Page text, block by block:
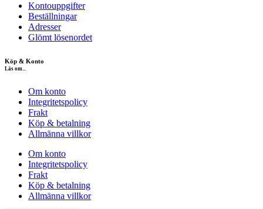
Kontouppgifter
Beställningar
Adresser
Glömt lösenordet
Köp & Konto
Läs om...
Om konto
Integritetspolicy
Frakt
Köp & betalning
Allmänna villkor
Om konto
Integritetspolicy
Frakt
Köp & betalning
Allmänna villkor